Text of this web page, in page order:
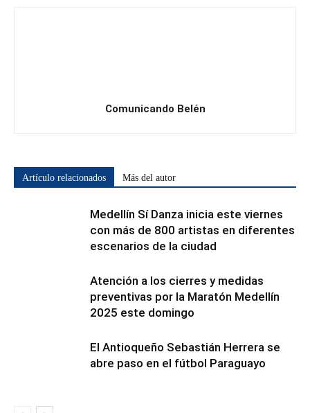
Comunicando Belén
Artículo relacionados Más del autor
Medellín Sí Danza inicia este viernes
con más de 800 artistas en diferentes
escenarios de la ciudad
Atención a los cierres y medidas
preventivas por la Maratón Medellín
2025 este domingo
El Antioqueño Sebastián Herrera se
abre paso en el fútbol Paraguayo